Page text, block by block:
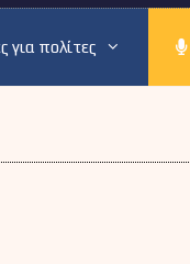
για πολίτες